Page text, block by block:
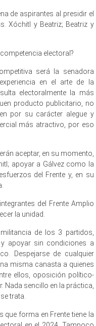
de aspirantes al presidir el
Xóchitl y Beatriz; Beatriz y
electoral?
será la senadora
en el arte de la
electoralmente la más
producto publicitario, no
por su carácter alegue y
más atractivo, por eso
aceptar, en su momento,
apoyar a Gálvez como la
del Frente y, en su
del Frente Amplio
la unidad.
de los 3 partidos,
apoyar sin condiciones a
Despejarse de cualquier
misma canasta a quienes
ellos, oposición político-
Nada sencillo en la práctica,
trata.
forma en Frente tiene la